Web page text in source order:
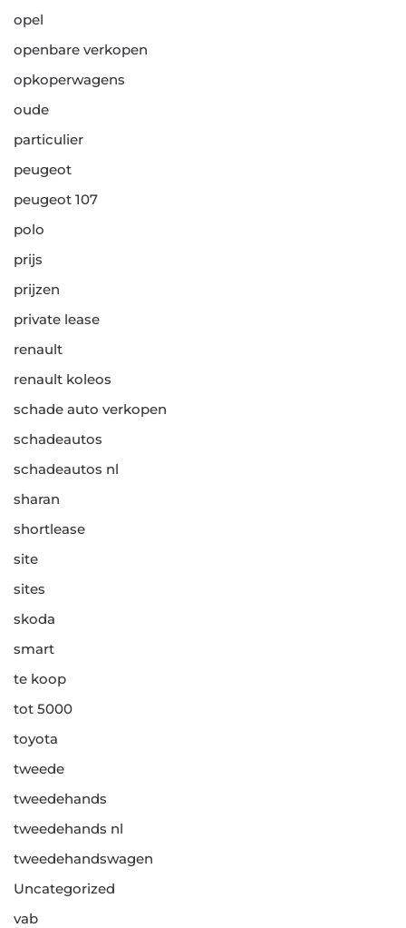
opel
openbare verkopen
opkoperwagens
oude
particulier
peugeot
peugeot 107
polo
prijs
prijzen
private lease
renault
renault koleos
schade auto verkopen
schadeautos
schadeautos nl
sharan
shortlease
site
sites
skoda
smart
te koop
tot 5000
toyota
tweede
tweedehands
tweedehands nl
tweedehandswagen
Uncategorized
vab